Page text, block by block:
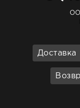
Доставка